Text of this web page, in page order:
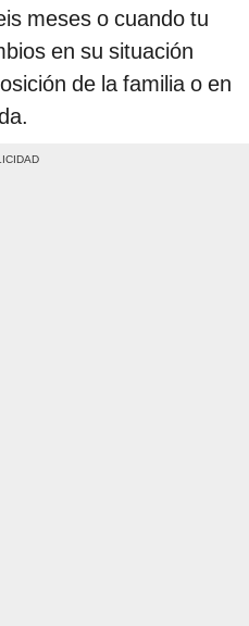
meses o cuando tu
en su situación
de la familia o en